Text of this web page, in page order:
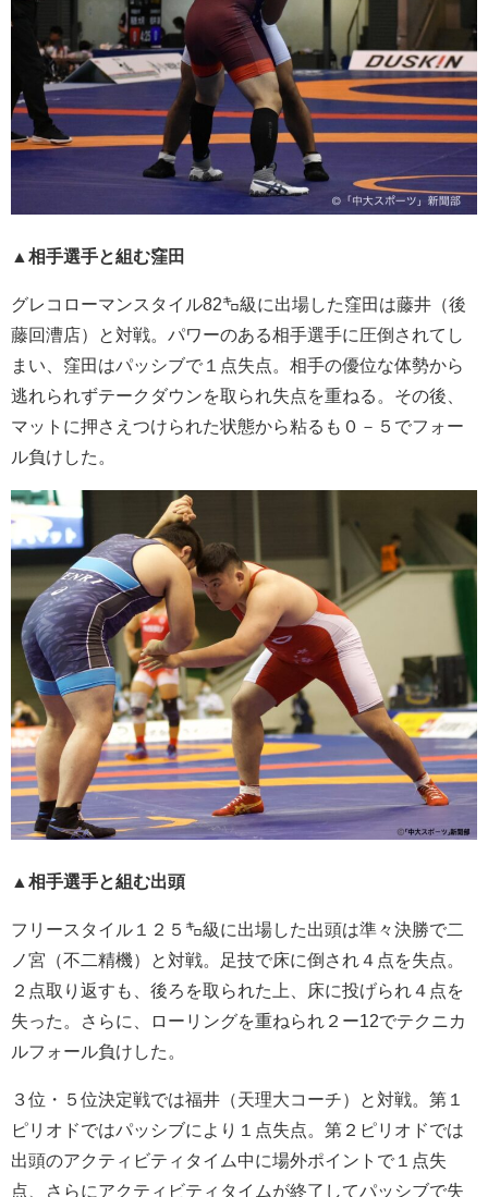
▲ 相手選手と組む窪田
グレコローマンスタイル82㌔級に出場した窪田は藤井（後
藤回漕店）と対戦。パワーのある相手選手に圧倒されてし
まい、窪田はパッシブで１点失点。相手の優位な体勢から
逃れられずテークダウンを取られ失点を重ねる。その後、
マットに押さえつけられた状態から粘るも０－５でフォー
ル負けした。
▲ 相手選手と組む出頭
フリースタイル１２５㌔級に出場した出頭は準々決勝で二
ノ宮（不二精機）と対戦。足技で床に倒され４点を失点。
２点取り返すも、後ろを取られた上、床に投げられ４点を
失った。さらに、ローリングを重ねられ２ー12でテクニカ
ルフォール負けした。
３位・５位決定戦では福井（天理大コーチ）と対戦。第１
ピリオドではパッシブにより１点失点。第２ピリオドでは
出頭のアクティビティタイム中に場外ポイントで１点失
点、さらにアクティビティタイムが終了してパッシブで失